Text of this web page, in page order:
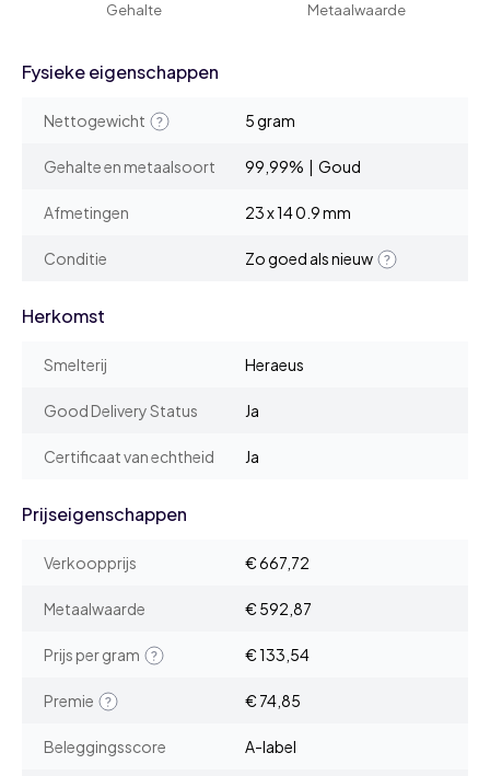
Gehalte Metaalwaarde
Fysieke eigenschappen
Nettogewicht 5 gram
Gehalte en metaalsoort 99,99% | Goud
Afmetingen 23 x 14 0.9 mm
Conditie Zo goed als nieuw
Herkomst
Smelterij Heraeus
Good Delivery Status Ja
Certificaat van echtheid Ja
Prijseigenschappen
Verkoopprijs € 667,72
Metaalwaarde € 592,87
Prijs per gram € 133,54
Premie € 74,85
Beleggingsscore A-label